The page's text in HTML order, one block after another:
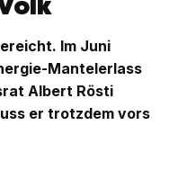
Im Juni
Mantelerlass
Albert Rösti
er trotzdem vors